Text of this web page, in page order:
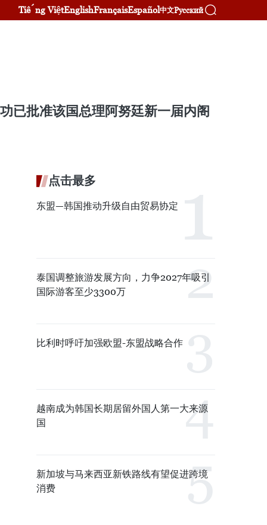
Tiếng ViệtEnglishFrançaisEspañol中文Русский
已批准该国总理阿努廷新一届内阁
点击最多
东盟—韩国推动升级自由贸易协定
泰国调整旅游发展方向，力争2027年吸引
国际游客至少3300万
比利时呼吁加强欧盟-东盟战略合作
越南成为韩国长期居留外国人第一大来源
国
新加坡与马来西亚新铁路线有望促进跨境
消费